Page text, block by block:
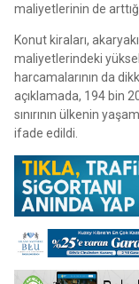
maliyetlerinin de
Konut kiraları,
maliyetlerindeki
harcamalarının da
açıklamada, 194 bin
sınırının ülkenin
ifade edildi.